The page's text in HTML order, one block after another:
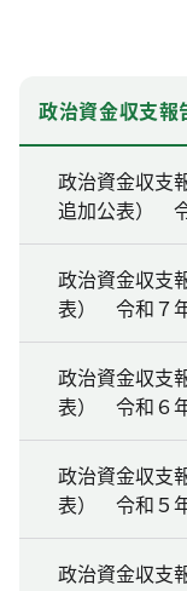
政治資金収支報
政治資金収支
追加公表）
政治資金収支
表） 令和７
政治資金収支
表） 令和６
政治資金収支
表） 令和５
政治資金収支